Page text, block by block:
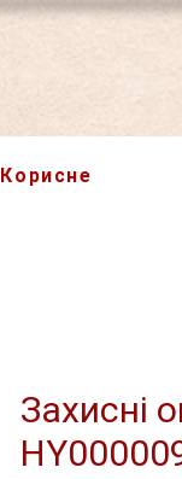
Корисне
Захисні